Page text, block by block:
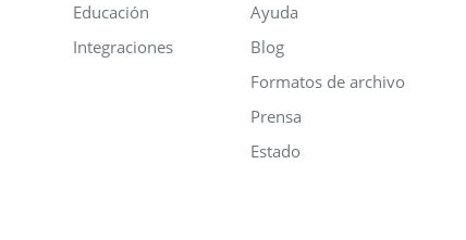
Educación
Integraciones
Ayuda
Blog
Formatos de archivo
Prensa
Estado